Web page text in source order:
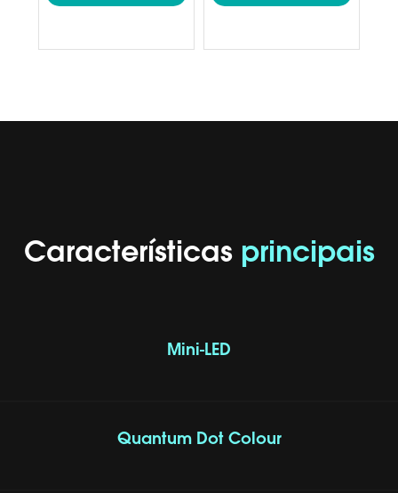
Características principais
Mini-LED
Quantum Dot Colour